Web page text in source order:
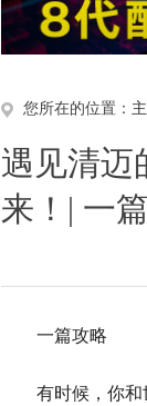
您所在的位置：
遇见清迈
来！| 一
一篇攻略
有时候，你和